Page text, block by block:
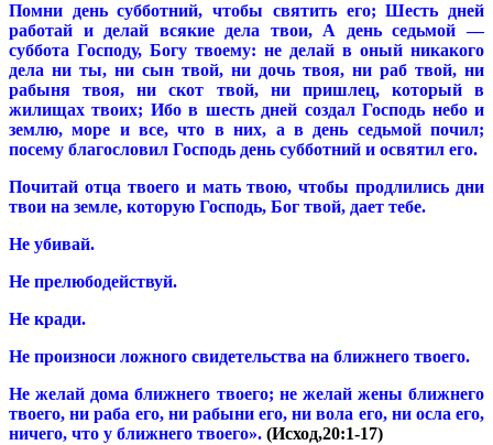
Помни день субботний, чтобы святить его; Шесть дней
работай и делай всякие дела твои, А день седьмой —
суббота Господу, Богу твоему: не делай в оный никакого
дела ни ты, ни сын твой, ни дочь твоя, ни раб твой, ни
рабыня твоя, ни скот твой, ни пришлец, который в
жилищах твоих; Ибо в шесть дней создал Господь небо и
землю, море и все, что в них, а в день седьмой почил;
посему благословил Господь день субботний и освятил его.
Почитай отца твоего и мать твою, чтобы продлились дни
твои на земле, которую Господь, Бог твой, дает тебе.
Не убивай.
Не прелюбодействуй.
Не кради.
Не произноси ложного свидетельства на ближнего твоего.
Не желай дома ближнего твоего; не желай жены ближнего
твоего, ни раба его, ни рабыни его, ни вола его, ни осла его,
ничего, что у ближнего твоего». (Исход,20:1-17)